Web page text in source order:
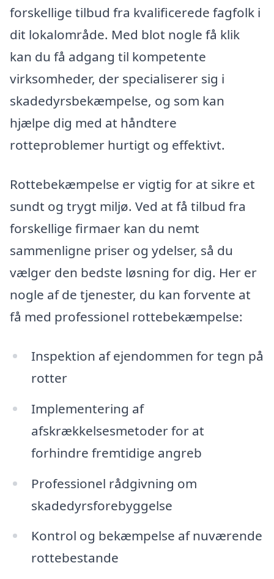
forskellige tilbud fra kvalificerede fagfolk i
dit lokalområde. Med blot nogle få klik
kan du få adgang til kompetente
virksomheder, der specialiserer sig i
skadedyrsbekæmpelse, og som kan
hjælpe dig med at håndtere
rotteproblemer hurtigt og effektivt.
Rottebekæmpelse er vigtig for at sikre et
sundt og trygt miljø. Ved at få tilbud fra
forskellige firmaer kan du nemt
sammenligne priser og ydelser, så du
vælger den bedste løsning for dig. Her er
nogle af de tjenester, du kan forvente at
få med professionel rottebekæmpelse:
Inspektion af ejendommen for tegn på
rotter
Implementering af
afskrækkelsesmetoder for at
forhindre fremtidige angreb
Professionel rådgivning om
skadedyrsforebyggelse
Kontrol og bekæmpelse af nuværende
rottebestande